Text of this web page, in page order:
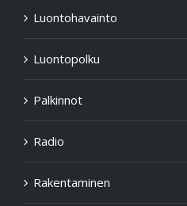
Luontohavainto
Luontopolku
Palkinnot
Radio
Rakentaminen